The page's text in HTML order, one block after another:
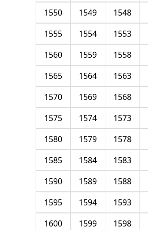
1548
1549
1550
1553
1554
1555
1558
1559
1560
1563
1564
1565
1568
1569
1570
1573
1574
1575
1578
1579
1580
1583
1584
1585
1588
1589
1590
1593
1594
1595
1598
1599
1600